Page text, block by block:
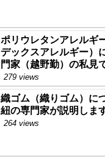
ポリウレタンアレルギ
デックスアレルギー）
門家（越野勤）の私見
279 views
織ゴム（織りゴム）に
紐の専門家が説明しま
264 views